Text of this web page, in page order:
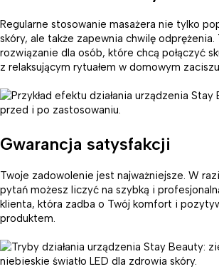
Regularne stosowanie masażera nie tylko
skóry, ale także zapewnia chwilę odprężenia.
rozwiązanie dla osób, które chcą połączyć
z relaksującym rytuałem w domowym
Gwarancja satysfakcji
Twoje zadowolenie jest najważniejsze. W
pytań możesz liczyć na szybką i
klienta, która zadba o Twój komfort i
produktem.